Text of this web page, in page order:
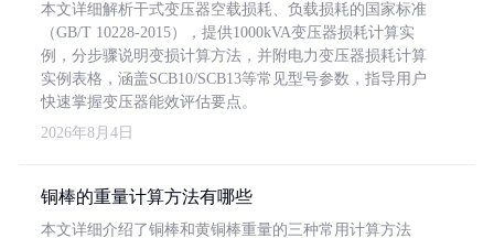
本文详细解析干式变压器空载损耗、负载损耗的国家标准
（GB/T 10228-2015），提供1000kVA变压器损耗计算实
例，分步骤说明变损计算方法，并附电力变压器损耗计算
实例表格，涵盖SCB10/SCB13等常见型号参数，指导用户
快速掌握变压器能效评估要点。
2026年8月4日
铜棒的重量计算方法有哪些
本文详细介绍了铜棒和黄铜棒重量的三种常用计算方法